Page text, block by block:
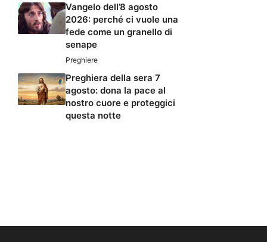
Vangelo dell’8 agosto
2026: perché ci vuole una
fede come un granello di
senape
Preghiere
Preghiera della sera 7
agosto: dona la pace al
nostro cuore e proteggici
questa notte